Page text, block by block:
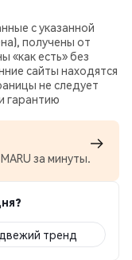
с указанной
получены от
«как есть» без
сайты находятся
не следует
гарантию
за минуты.
тренд